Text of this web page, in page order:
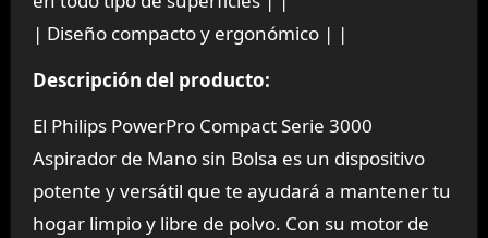
| Diseño compacto y ergonómico | |
Descripción del producto:
El Philips PowerPro Compact Serie 3000
Aspirador de Mano sin Bolsa es un dispositivo
potente y versátil que te ayudará a mantener tu
hogar limpio y libre de polvo. Con su motor de